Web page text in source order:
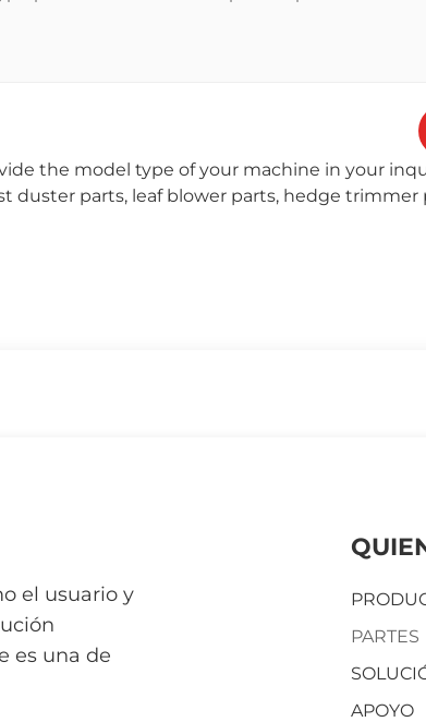
the model type of your machine in your
duster parts, leaf blower parts, hedge
el usuario y
es una de
PARTES
APOYO